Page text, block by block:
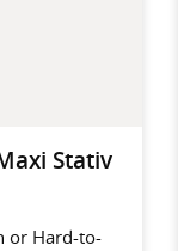
Stativ
or Hard-to-